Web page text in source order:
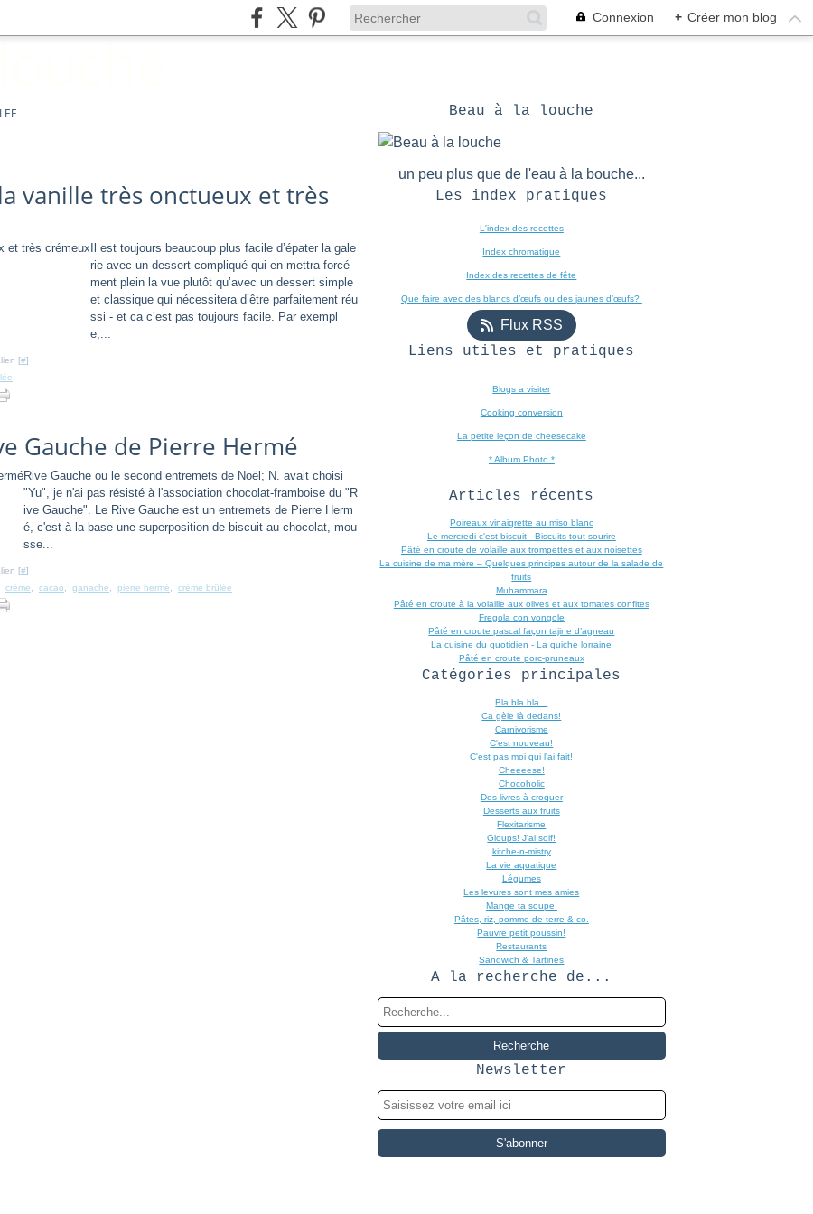
Connexion + Créer mon blog
vanille très onctueux et très
Il est toujours beaucoup plus facile d’épater la gale
rie avec un dessert compliqué qui en mettra forcé
ment plein la vue plutôt qu’avec un dessert simple
et classique qui nécessitera d’être parfaitement réu
ssi - et ca c’est pas toujours facile. Par exempl
e,...
[#]
Gauche de Pierre Hermé
Rive Gauche ou le second entremets de Noël; N. avait choisi
"Yu", je n'ai pas résisté à l'association chocolat-framboise du "R
ive Gauche". Le Rive Gauche est un entremets de Pierre Herm
é, c'est à la base une superposition de biscuit au chocolat, mou
sse...
[#]
crème cacao ganache pierre hermé crème brûlée
Beau à la louche
un peu plus que de l'eau à la bouche...
Les index pratiques
L'index des recettes
Index chromatique
Index des recettes de fête
Que faire avec des blancs d’œufs ou des jaunes d’œufs?
Flux RSS
Liens utiles et pratiques
Blogs a visiter
Cooking conversion
La petite leçon de cheesecake
* Album Photo *
Articles récents
Poireaux vinaigrette au miso blanc
Le mercredi c'est biscuit - Biscuits tout sourire
Pâté en croute de volaille aux trompettes et aux noisettes
La cuisine de ma mère – Quelques principes autour de la salade de
fruits
Muhammara
Pâté en croute à la volaille aux olives et aux tomates confites
Fregola con vongole
Pâté en croute pascal façon tajine d’agneau
La cuisine du quotidien - La quiche lorraine
Pâté en croute porc-pruneaux
Catégories principales
Bla bla bla...
Ca gèle là dedans!
Carnivorisme
C'est nouveau!
C'est pas moi qui l'ai fait!
Cheeeese!
Chocoholic
Des livres à croquer
Desserts aux fruits
Flexitarisme
Gloups! J'ai soif!
kitche-n-mistry
La vie aquatique
Légumes
Les levures sont mes amies
Mange ta soupe!
Pâtes, riz, pomme de terre & co.
Pauvre petit poussin!
Restaurants
Sandwich & Tartines
A la recherche de...
Newsletter